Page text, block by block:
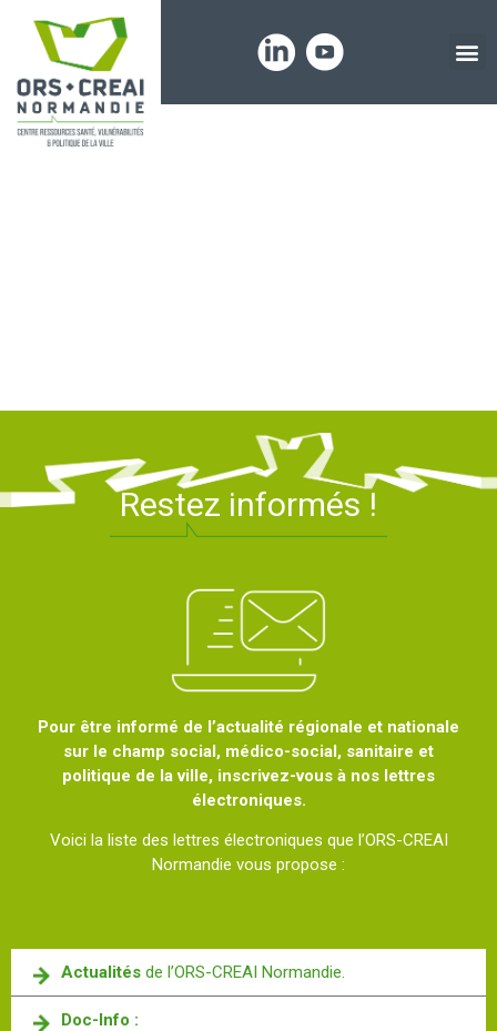
Santé des
Restez informés !
Pour être informé de l’actualité régionale et nationale
sur le champ social, médico-social, sanitaire et
politique de la ville, inscrivez-vous à nos lettres
électroniques.
Voici la liste des lettres électroniques que l’ORS-CREAI
Normandie vous propose :
Actualités de l’ORS-CREAI Normandie.
Doc-Info :
Panneau de gestion des cookies